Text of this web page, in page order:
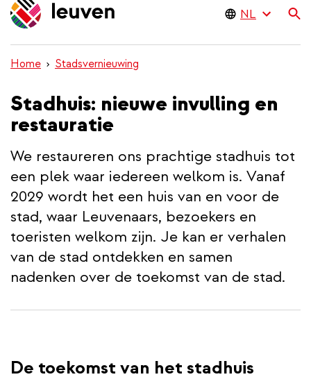
en
naar
inhoud
gaan
Home Stadsvernieuwing
Stadhuis: nieuwe invulling en
restauratie
We restaureren ons prachtige stadhuis tot
een plek waar iedereen welkom is. Vanaf
2029 wordt het een huis van en voor de
stad, waar Leuvenaars, bezoekers en
toeristen welkom zijn. Je kan er verhalen
van de stad ontdekken en samen
nadenken over de toekomst van de stad.
De toekomst van het stadhuis